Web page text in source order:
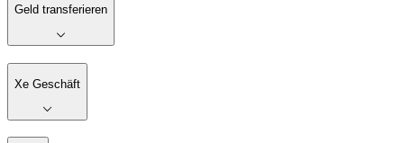
Geld transferieren
Xe Geschäft